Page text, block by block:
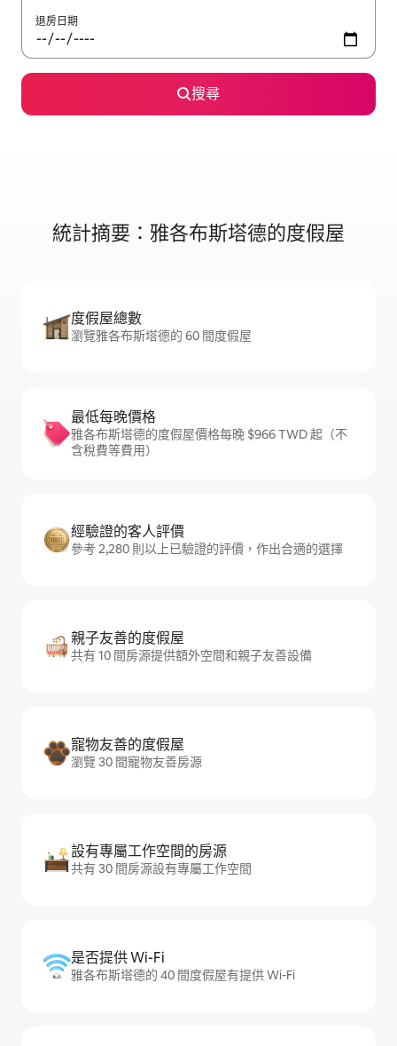
退房日期
搜尋
統計摘要：雅各布斯塔德的度假屋
度假屋總數
瀏覽雅各布斯塔德的 60 間度假屋
最低每晚價格
雅各布斯塔德的度假屋價格每晚 $966 TWD 起（不
含稅費等費用）
經驗證的客人評價
參考 2,280 則以上已驗證的評價，作出合適的選擇
親子友善的度假屋
共有 10 間房源提供額外空間和親子友善設備
寵物友善的度假屋
瀏覽 30 間寵物友善房源
設有專屬工作空間的房源
共有 30 間房源設有專屬工作空間
是否提供 Wi-Fi
雅各布斯塔德的 40 間度假屋有提供 Wi-Fi